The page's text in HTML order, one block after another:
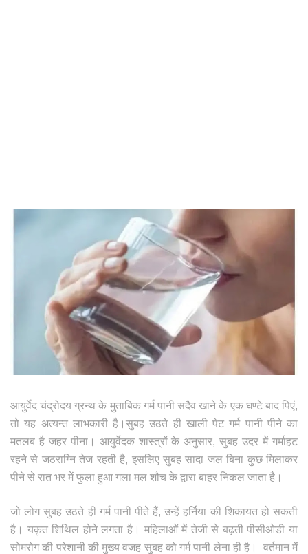
आयुर्वेद चंद्रोदय ग्रन्थ के मुताबिक गर्म पानी सदैव खाने के एक घण्टे बाद पिएं,
तो यह अत्यन्त लाभकारी है।सुबह उठते ही खाली पेट गर्म पानी पीने का
मतलब है जहर पीना। आयुर्वेदक शास्त्रों के अनुसार, सुबह उदर में गर्माहट
रहने से जठराग्नि तेज रहती है, इसलिए सुबह सादा जल बिना कुछ मिलाकर
पीने से रात भर में फुला हुआ गला मल शौच के द्वारा बाहर निकल जाता है।
जो लोग सुबह उठते ही गर्म पानी पीते हैं, उन्हें हर्निया की शिकायत हो सकती
है। यकृत शिथिल होने लगता है। महिलाओं में तेजी से बढ़ती पीसीओडी या
सोमरोग की परेशानी की मुख्य वजह सुबह को गर्म पानी लेना ही है। वर्तमान में